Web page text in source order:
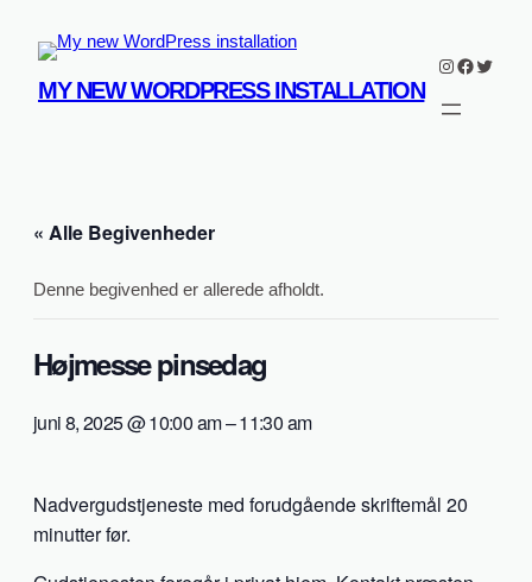
MY NEW WORDPRESS INSTALLATION
Instagram
Twitter
« Alle Begivenheder
Denne begivenhed er allerede afholdt.
Højmesse pinsedag
juni 8, 2025 @ 10:00 am–11:30 am
Nadvergudstjeneste med forudgående skriftemål 20
minutter før.